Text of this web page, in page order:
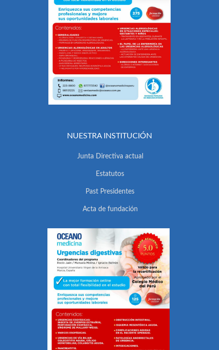
NUESTRA INSTITUCIÓN
Junta Directiva actual
Estatutos
Past Presidentes
Acta de fundación